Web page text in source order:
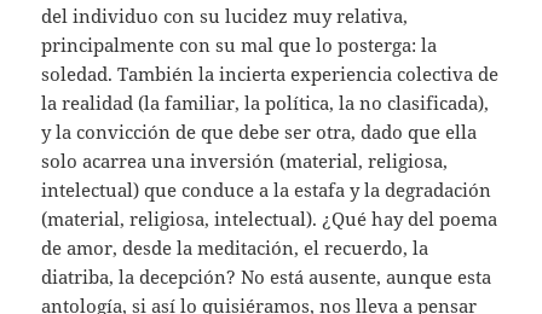
del individuo con su lucidez muy relativa,
principalmente con su mal que lo posterga: la
soledad. También la incierta experiencia colectiva de
la realidad (la familiar, la política, la no clasificada),
y la convicción de que debe ser otra, dado que ella
solo acarrea una inversión (material, religiosa,
intelectual) que conduce a la estafa y la degradación
(material, religiosa, intelectual). ¿Qué hay del poema
de amor, desde la meditación, el recuerdo, la
diatriba, la decepción? No está ausente, aunque esta
antología, si así lo quisiéramos, nos lleva a pensar